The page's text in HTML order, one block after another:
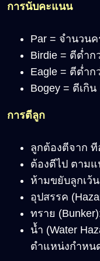
การนับคะแนน
Par = จำนวน
Birdie = ตีต่ำก
Eagle = ตีต่ำก
Bogey = ตีเกิน
การตีลูก
ลูกต้องตีจาก ที
ต้องตีไป ตาม
ห้ามขยับลูกเว้
อุปสรรค
ทราย
น้ำ (Water
ตำแหน่งกำหน